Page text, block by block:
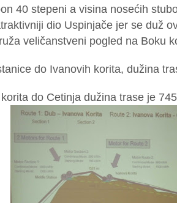
40 stepeni a visina nosećih
dio Uspinjače jer se duž
veličanstveni pogled na Boku
do Ivanovih korita, dužina
do Cetinja dužina trase je